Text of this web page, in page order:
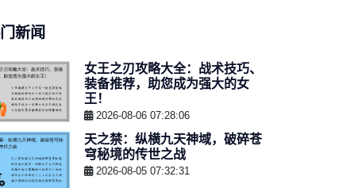
新闻
女王之刃攻略大全：战术技巧、
装备推荐，助您成为强大的女
王！
2026-08-06 07:28:06
天之禁：纵横九天神域，破碎苍
穹秘境的传世之战
2026-08-05 07:32:31